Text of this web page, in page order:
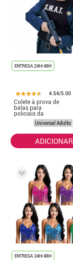
ENTREGA 24H/48H
4.54/5.00
Colete à prova de
balas para
policiais da
SWAT adultosUniversal Adulto
ADICIONAR
ENTREGA 24H/48H